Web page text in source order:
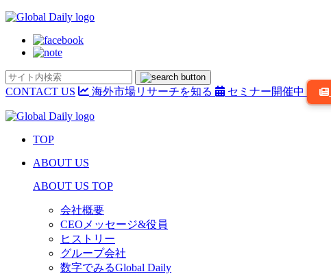
CONTACT US 海外市場リサーチを知る セミナー開催中
TOP
ABOUT US
ABOUT US TOP
会社概要
CEOメッセージ&役員
ヒストリー
グループ会社
数字でみるGlobal Daily